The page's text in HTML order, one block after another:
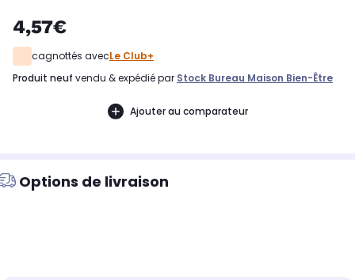
4,57€
cagnottés avecLe Club+
produit neuf vendu & expédié par Stock Bureau Maison Bien-Être
Ajouter au comparateur
Options de livraison